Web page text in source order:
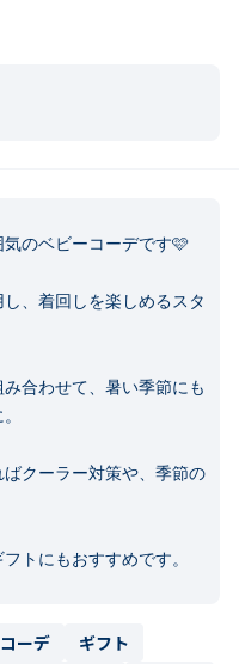
のベビーコーデです🩷
、着回しを楽しめるスタ
合わせて、暑い季節にも
クーラー対策や、季節の
トにもおすすめです。
ーデ
ギフト